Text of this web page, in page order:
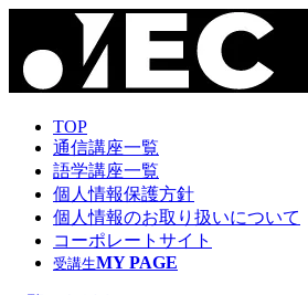
TOP
通信講座一覧
語学講座一覧
個人情報保護方針
個人情報のお取り扱いについて
コーポレートサイト
受講生MY PAGE